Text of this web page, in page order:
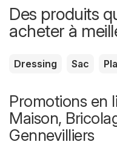
Des produits
acheter à
Dressing Sac
Promotions en
Maison,
Gennevilliers